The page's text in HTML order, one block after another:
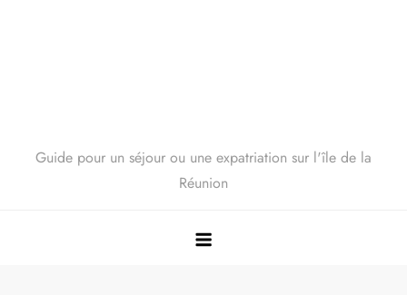
Guide pour un séjour ou une expatriation sur l'île de la
Réunion